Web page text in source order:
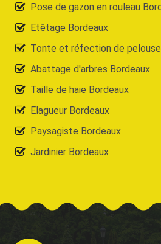
Pose de gazon en rouleau
Etêtage Bordeaux
Tonte et réfection de
Abattage d'arbres Bordeaux
Taille de haie Bordeaux
Elagueur Bordeaux
Paysagiste Bordeaux
Jardinier Bordeaux